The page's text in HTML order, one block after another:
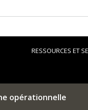
RESSOURCES ET
opérationnelle